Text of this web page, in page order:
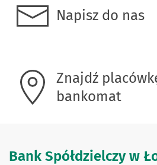
Napisz do nas
Znajdź
bankomat
Bank Spółdzielczy w